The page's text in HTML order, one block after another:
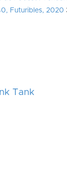
Futuribles, 2020
Tank